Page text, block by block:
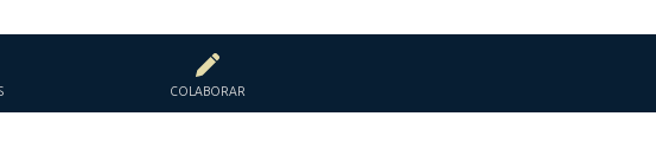
COLABORAR